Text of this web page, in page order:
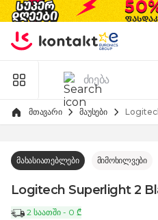
Skip to Content
მთავარი მაუსები
მახასიათებლები მიმოხილვები
Logitech Superlight 2
2 საათში - 0 ₾